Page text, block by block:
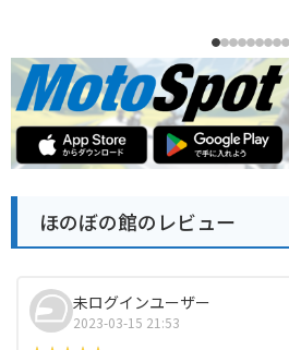
ほのぼの館のレビュー
未ログインユーザー
2023-03-15 21:53